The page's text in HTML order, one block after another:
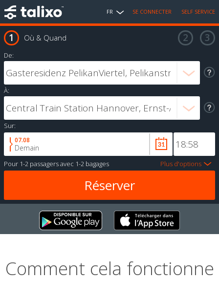
FR SE CONNECTER SELF SERVICE
Où & Quand
De:
À:
Sur:
07.08
Demain
Pour 1-2 passagersavec 1-2 bagages Plus d'options
Comment cela fonctionne